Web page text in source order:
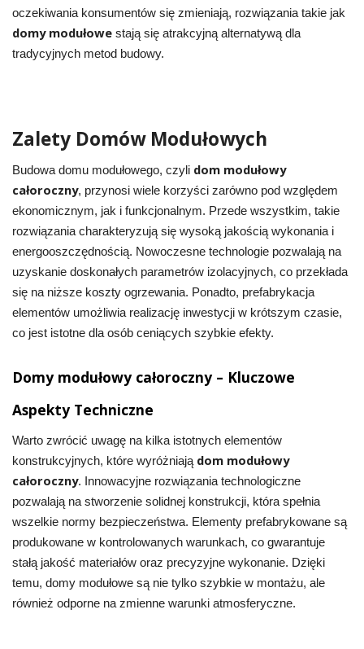
oczekiwania konsumentów się zmieniają, rozwiązania takie jak
domy modułowestają się atrakcyjną alternatywą dla
tradycyjnych metod budowy.
Zalety Domów Modułowych
Budowa domu modułowego, czyli dom modułowy
całoroczny, przynosi wiele korzyści zarówno pod względem
ekonomicznym, jak i funkcjonalnym. Przede wszystkim, takie
rozwiązania charakteryzują się wysoką jakością wykonania i
energooszczędnością. Nowoczesne technologie pozwalają na
uzyskanie doskonałych parametrów izolacyjnych, co przekłada
się na niższe koszty ogrzewania. Ponadto, prefabrykacja
elementów umożliwia realizację inwestycji w krótszym czasie,
co jest istotne dla osób ceniących szybkie efekty.
Domy modułowy całoroczny – Kluczowe
Aspekty Techniczne
Warto zwrócić uwagę na kilka istotnych elementów
konstrukcyjnych, które wyróżniają dom modułowy
całoroczny. Innowacyjne rozwiązania technologiczne
pozwalają na stworzenie solidnej konstrukcji, która spełnia
wszelkie normy bezpieczeństwa. Elementy prefabrykowane są
produkowane w kontrolowanych warunkach, co gwarantuje
stałą jakość materiałów oraz precyzyjne wykonanie. Dzięki
temu, domy modułowe są nie tylko szybkie w montażu, ale
również odporne na zmienne warunki atmosferyczne.